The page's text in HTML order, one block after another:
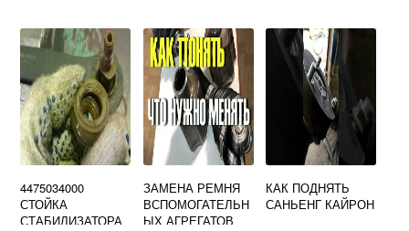
4475034000
СТОЙКА
СТАБИЛИЗАТОРА
ЗАМЕНА РЕМНЯ
ВСПОМОГАТЕЛЬН
ЫХ АГРЕГАТОВ
КАК ПОДНЯТЬ
САНЬЕНГ КАЙРОН